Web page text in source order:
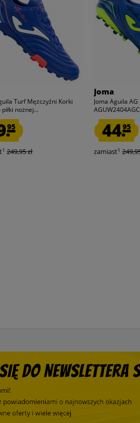
Turf Mężczyźni Korki
nożnej...
95
1 249,95 zł
Joma
Joma Aguila
AGUW2404AGC
44.95
zamiast1